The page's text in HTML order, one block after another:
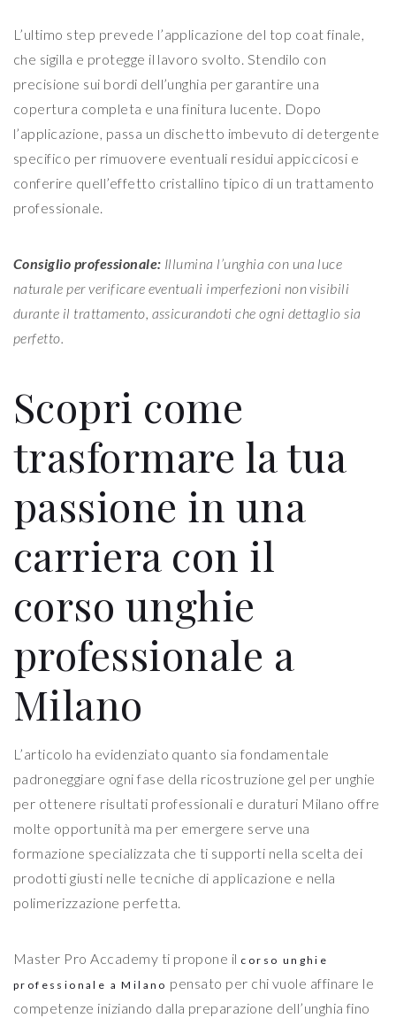
L’ultimo step prevede l’applicazione del top coat finale,
che sigilla e protegge il lavoro svolto. Stendilo con
precisione sui bordi dell’unghia per garantire una
copertura completa e una finitura lucente. Dopo
l’applicazione, passa un dischetto imbevuto di detergente
specifico per rimuovere eventuali residui appiccicosi e
conferire quell’effetto cristallino tipico di un trattamento
professionale.
Consiglio professionale: Illumina l’unghia con una luce
naturale per verificare eventuali imperfezioni non visibili
durante il trattamento, assicurandoti che ogni dettaglio sia
perfetto.
Scopri come
trasformare la tua
passione in una
carriera con il
corso unghie
professionale a
Milano
L’articolo ha evidenziato quanto sia fondamentale
padroneggiare ogni fase della ricostruzione gel per unghie
per ottenere risultati professionali e duraturi Milano offre
molte opportunità ma per emergere serve una
formazione specializzata che ti supporti nella scelta dei
prodotti giusti nelle tecniche di applicazione e nella
polimerizzazione perfetta.
Master Pro Accademy ti propone il corso unghie
professionale a Milano pensato per chi vuole affinare le
competenze iniziando dalla preparazione dell’unghia fino